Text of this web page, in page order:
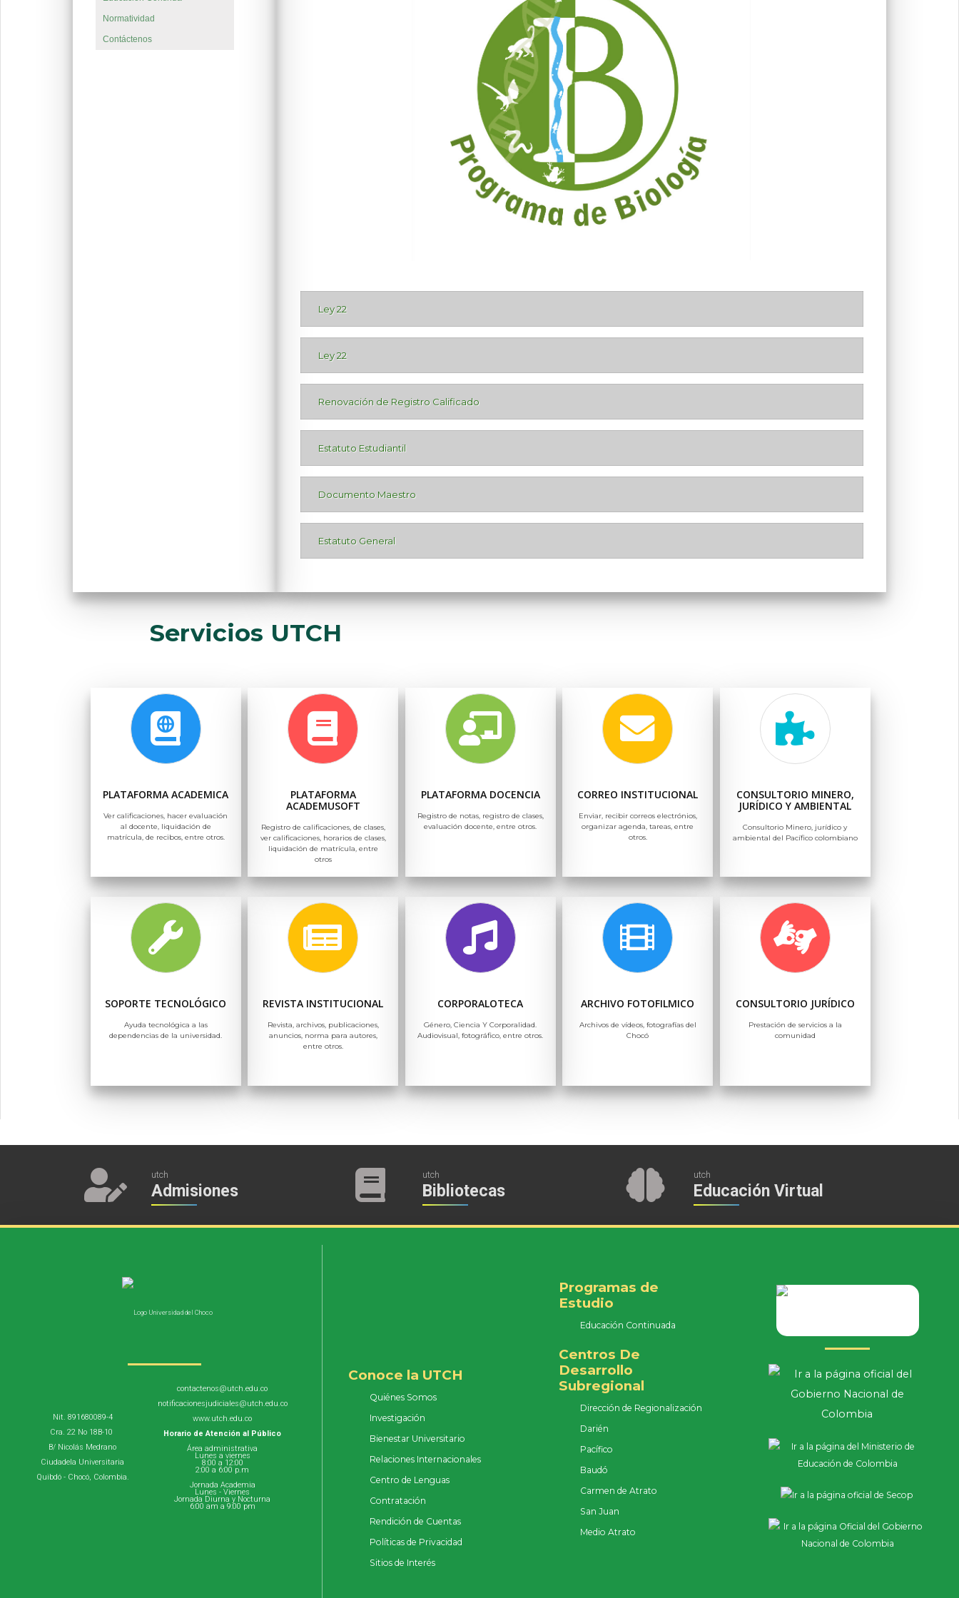
Normatividad
Contáctenos
Ley 22
Ley 22
Renovación de Registro Calificado
Estatuto Estudiantil
Documento Maestro
Estatuto General
Servicios UTCH
PLATAFORMA ACADEMICA
Ver calificaciones, hacer evaluación
al docente, liquidación de
matrícula, de recibos, entre otros.
PLATAFORMA
ACADEMUSOFT
Registro de calificaciones, de clases,
ver calificaciones, horarios de clases,
liquidación de matrícula, entre
otros
PLATAFORMA DOCENCIA
Registro de notas, registro de clases,
evaluación docente, entre otros.
CORREO INSTITUCIONAL
Enviar, recibir correos electrónios,
organizar agenda, tareas, entre
otros.
CONSULTORIO MINERO,
JURÍDICO Y AMBIENTAL
Consultorio Minero, jurídico y
ambiental del Pacífico colombiano
SOPORTE TECNOLÓGICO
Ayuda tecnológica a las
dependencias de la universidad.
REVISTA INSTITUCIONAL
Revista, archivos, publicaciones,
anuncios, norma para autores,
entre otros.
CORPORALOTECA
Género, Ciencia Y Corporalidad.
Audiovisual, fotográfico, entre otros.
ARCHIVO FOTOFILMICO
Archivos de vídeos, fotografías del
Chocó
CONSULTORIO JURÍDICO
Prestación de servicios a la
comunidad
utch
Admisiones
utch
Bibliotecas
utch
Educación Virtual
Nit. 891680089-4
Cra. 22 No 18B-10
B/ Nicolás Medrano
Ciudadela Universitaria
Quibdó - Chocó, Colombia.
contactenos@utch.edu.co
notificacionesjudiciales@utch.edu.co
www.utch.edu.co
Horario de Atención al Público
Área administrativa
Lunes a viernes
8:00 a 12:00
2:00 a 6:00 p.m
Jornada Academia
Lunes - Viernes
Jornada Diurna y Nocturna
6:00 am a 9:00 pm
Conoce la UTCH
Quiénes Somos
Investigación
Bienestar Universitario
Relaciones Internacionales
Centro de Lenguas
Contratación
Rendición de Cuentas
Políticas de Privacidad
Sitios de Interés
Programas de
Estudio
Educación Continuada
Centros De
Desarrollo
Subregional
Dirección de Regionalización
Darién
Pacífico
Baudó
Carmen de Atrato
San Juan
Medio Atrato